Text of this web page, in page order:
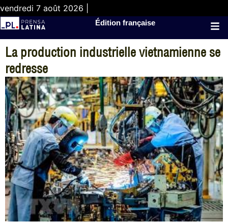
vendredi 7 août 2026 |
Édition française
La production industrielle vietnamienne se
redresse